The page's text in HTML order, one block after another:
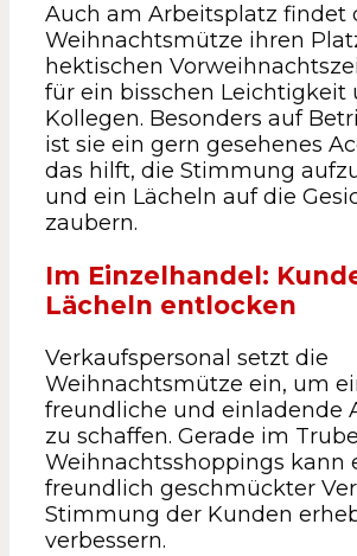
Auch am Arbeitsplatz findet
Weihnachtsmütze ihren
hektischen
für ein bisschen Leichtigkeit
Kollegen. Besonders auf
ist sie ein gern gesehenes
das hilft, die Stimmung
und ein Lächeln auf die
zaubern.
Im Einzelhandel:
Lächeln entlocken
Verkaufspersonal setzt die
Weihnachtsmütze ein, um
freundliche und einladende
zu schaffen. Gerade im
Weihnachtsshoppings kann
freundlich geschmückter
Stimmung der Kunden
verbessern.